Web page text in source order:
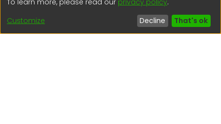
(51) 54 369212
Interesting links
Customize
Decline That's ok